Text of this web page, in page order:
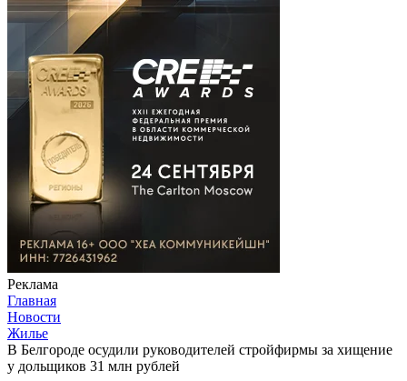
Реклама
Главная
Новости
Жилье
В Белгороде осудили руководителей стройфирмы за хищение
у дольщиков 31 млн рублей